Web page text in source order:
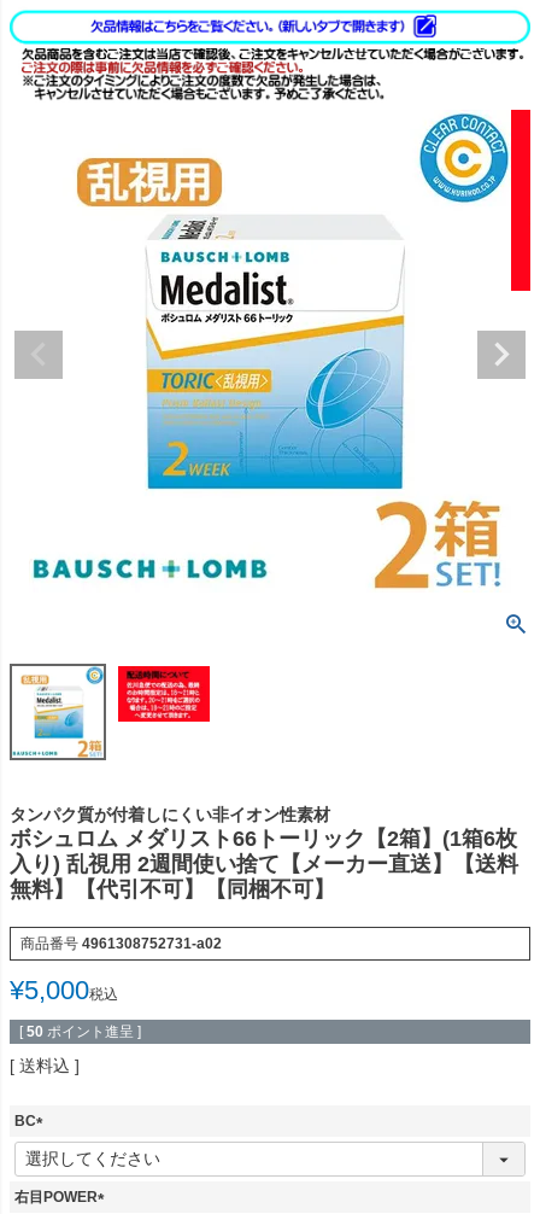
タンパク質が付着しにくい非イオン性素材
ボシュロム メダリスト66トーリック【2箱】(1箱6枚
入り) 乱視用 2週間使い捨て【メーカー直送】【送料
無料】【代引不可】【同梱不可】
商品番号 4961308752731-a02
¥5,000税込
[ 50 ポイント進呈 ]
送料込
BC
(
必
須
右目POWER